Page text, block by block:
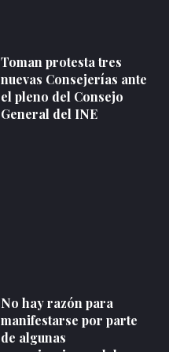
Toman protesta tres
nuevas Consejerías ante
el pleno del Consejo
General del INE
No hay razón para
manifestarse por parte
de algunas